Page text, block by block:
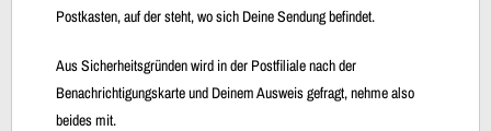
Postkasten, auf der steht, wo sich Deine Sendung befindet.
Aus Sicherheitsgründen wird in der Postfiliale nach der
Benachrichtigungskarte und Deinem Ausweis gefragt, nehme also
beides mit.